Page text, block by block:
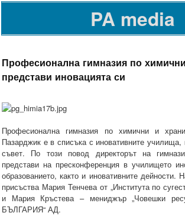
PA media
Професионална гимназия по
представи иновацията си
Професионална гимназия по химични и
Пазарджик е в списъка с иновативните училища,
съвет. По този повод директорът на
представи на пресконференция в училището
образованието, както и иновативните дейности.
присъства Мария Тенчева от „Института по
и Мария Кръстева – мениджър „Човешки
БЪЛГАРИЯ“ АД.